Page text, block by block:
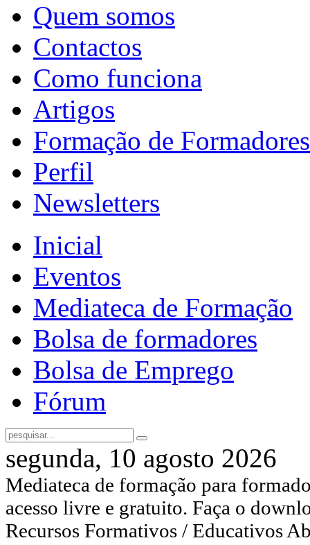
Quem somos
Contactos
Como funciona
Artigos
Formação de Formadores
Perfil
Newsletters
Inicial
Eventos
Mediateca de Formação
Bolsa de formadores
Bolsa de Emprego
Fórum
segunda, 10 agosto 2026
Mediateca de formação para
acesso livre e gratuito. Faça o
Recursos Formativos / Educativos